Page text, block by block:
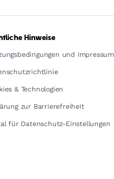
Hinweise
und Impressum
& Technologien
zur Barrierefreiheit
für Datenschutz-Einstellungen